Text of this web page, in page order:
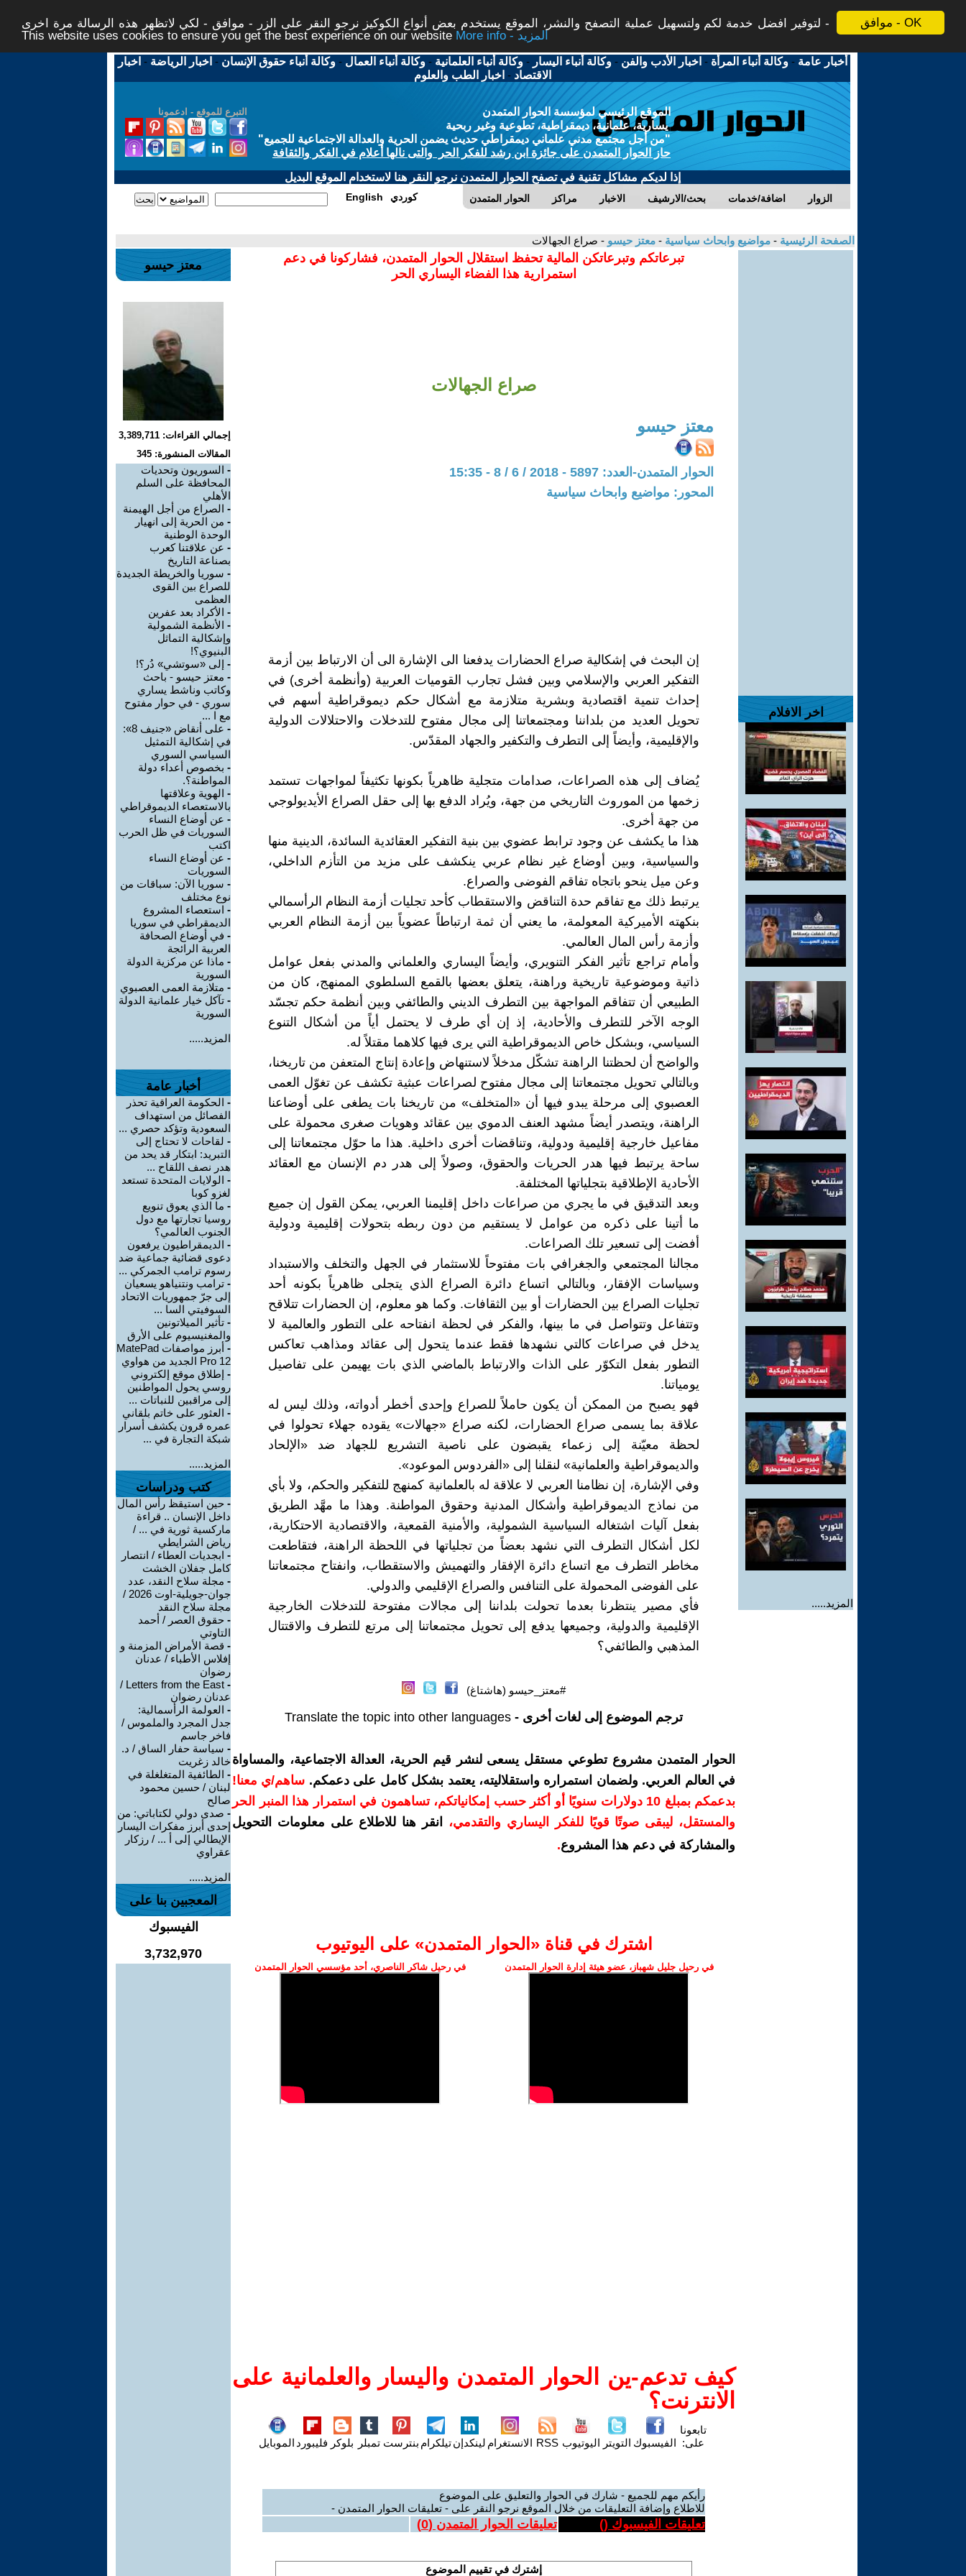
موافق - OK
لتوفير افضل خدمة لكم ولتسهيل عملية التصفح والنشر، الموقع يستخدم بعض أنواع الكوكيز نرجو النقر على الزر - موافق - لكي لاتظهر هذه الرسالة مرة اخرى -
This website uses cookies to ensure you get the best experience on our website
More info - المزيد
أخبار عامة -وكالة أنباء المرأة - اخبار الأدب والفن -وكالة أنباء اليسار -وكالة أنباء العلمانية -وكالة أنباء العمال -وكالة أنباء حقوق الإنسان - اخبار الرياضة - اخبار
الاقتصاد - اخبار الطب والعلوم
التبرع للموقع - ادعمونا
الموقع الرئيسي لمؤسسة الحوار المتمدن
يسارية، علمانية، ديمقراطية، تطوعية وغير ربحية
"من أجل مجتمع مدني علماني ديمقراطي حديث يضمن الحرية والعدالة الاجتماعية للجميع"
حاز الحوار المتمدن على جائزة ابن رشد للفكر الحر والتى نالها أعلام في الفكر والثقافة
إذا لديكم مشاكل تقنية في تصفح الحوار المتمدن نرجو النقر هنا لاستخدام الموقع البديل
الحوار المتمدن مراكز الاخبار بحث/الارشيف اضافة/خدمات الزوار English كوردي
الصفحة الرئيسية - مواضيع وابحاث سياسية - معتز حيسو - صراع الجهالات
اخر الافلام
المزيد.....
تبرعاتكم وتبرعاتكن المالية تحفظ استقلال الحوار المتمدن، فشاركونا في دعم
استمرارية هذا الفضاء اليساري الحر
صراع الجهالات
معتز حيسو
الحوار المتمدن-العدد: 5897 - 2018 / 6 / 8 - 15:35
المحور: مواضيع وابحاث سياسية
إن البحث في إشكالية صراع الحضارات يدفعنا الى الإشارة الى أن الارتباط بين أزمة
التفكير العربي والإسلامي وبين فشل تجارب القوميات العربية (وأنظمة أخرى) في
إحداث تنمية اقتصادية وبشرية متلازمة مع أشكال حكم ديموقراطية أسهم في
تحويل العديد من بلداننا ومجتمعاتنا إلى مجال مفتوح للتدخلات والاحتلالات الدولية
والإقليمية، وأيضاً إلى التطرف والتكفير والجهاد المقدّس.
يُضاف إلى هذه الصراعات، صدامات متجلية ظاهرياً بكونها تكثيفاً لمواجهات تستمد
زخمها من الموروث التاريخي من جهة، ويُراد الدفع بها إلى حقل الصراع الأيديولوجي
من جهة أخرى.
هذا ما يكشف عن وجود ترابط عضوي بين بنية التفكير العقائدية السائدة، الدينية منها
والسياسية، وبين أوضاع غير نظام عربي ينكشف على مزيد من التأزم الداخلي،
وعن ميل ينحو باتجاه تفاقم الفوضى والصراع.
يرتبط ذلك مع تفاقم حدة التناقض والاستقطاب كأحد تجليات أزمة النظام الرأسمالي
بنكهته الأميركية المعولمة، ما يعني أن ثمة ارتباطاً عضوياً بين أزمة النظام العربي
وأزمة رأس المال العالمي.
وأمام تراجع تأثير الفكر التنويري، وأيضاً اليساري والعلماني والمدني بفعل عوامل
ذاتية وموضوعية تاريخية وراهنة، يتعلق بعضها بالقمع السلطوي الممنهج، كان من
الطبيعي أن تتفاقم المواجهة بين التطرف الديني والطائفي وبين أنظمة حكم تجسّد
الوجه الآخر للتطرف والأحادية، إذ إن أي طرف لا يحتمل أياً من أشكال التنوع
السياسي، وبشكل خاص الديموقراطية التي يرى فيها كلاهما مقتلاً له.
والواضح أن لحظتنا الراهنة تشكّل مدخلاً لاستنهاض وإعادة إنتاج المتعفن من تاريخنا،
وبالتالي تحويل مجتمعاتنا إلى مجال مفتوح لصراعات عبثية تكشف عن تغوّل العمى
العصبوي إلى مرحلة يبدو فيها أن «المتخلف» من تاريخنا بات يطغى على أوضاعنا
الراهنة، ويتصدر أيضاً مشهد العنف الدموي بين عقائد وهويات صغرى محمولة على
مفاعيل خارجية إقليمية ودولية، وتناقضات أخرى داخلية. هذا ما حوّل مجتمعاتنا إلى
ساحة يرتبط فيها هدر الحريات والحقوق، وصولاً إلى هدر دم الإنسان مع العقائد
الأحادية الإطلاقية بتجلياتها المختلفة.
وبعد التدقيق في ما يجري من صراعات داخل إقليمنا العربي، يمكن القول إن جميع
ما أتينا على ذكره من عوامل لا يستقيم من دون ربطه بتحولات إقليمية ودولية
أفضت إلى تسعير تلك الصراعات.
مجالنا المجتمعي والجغرافي بات مفتوحاً للاستثمار في الجهل والتخلف والاستبداد
وسياسات الإفقار، وبالتالي اتساع دائرة الصراع الذي يتجلى ظاهرياً بكونه أحد
تجليات الصراع بين الحضارات أو بين الثقافات. وكما هو معلوم، إن الحضارات تتلاقح
وتتفاعل وتتواصل في ما بينها، والفكر في لحظة انفتاحه على التطور والعالمية لا
يدخل في صراعات كالتي نشهدها فقط عندما يتحول إلى عقائد ومذاهب تعاكس
التطور بفعل التكوّر على الذات والارتباط بالماضي الذي بات يهيمن على تفاصيل
يومياتنا.
فهو يصبح من الممكن أن يكون حاملاً للصراع وإحدى أخطر أدواته، وذلك ليس له
علاقة بما يسمى صراع الحضارات، لكنه صراع «جهالات» يقوده جهلاء تحولوا في
لحظة معيّنة إلى زعماء يقبضون على ناصية التشريع للجهاد ضد «الإلحاد
والديموقراطية والعلمانية» لنقلنا إلى «الفردوس الموعود».
وفي الإشارة، إن نظامنا العربي لا علاقة له بالعلمانية كمنهج للتفكير والحكم، ولا بأي
من نماذج الديموقراطية وأشكال المدنية وحقوق المواطنة. وهذا ما مهَّد الطريق
بفعل آليات اشتغاله السياسية الشمولية، والأمنية القمعية، والاقتصادية الاحتكارية،
لكل أشكال التطرف التي نشهد بعضاً من تجلياتها في اللحظة الراهنة، فتقاطعت
مخاطر التطرف مع اتساع دائرة الإفقار والتهميش والاستقطاب، وانفتاح مجتمعاتنا
على الفوضى المحمولة على التنافس والصراع الإقليمي والدولي.
فأي مصير ينتظرنا بعدما تحولت بلداننا إلى مجالات مفتوحة للتدخلات الخارجية
الإقليمية والدولية، وجميعها يدفع إلى تحويل مجتمعاتنا إلى مرتع للتطرف والاقتتال
المذهبي والطائفي؟
#معتز_حيسو (هاشتاغ)
ترجم الموضوع إلى لغات أخرى - Translate the topic into other languages
الحوار المتمدن مشروع تطوعي مستقل يسعى لنشر قيم الحرية، العدالة الاجتماعية، والمساواة
في العالم العربي. ولضمان استمراره واستقلاليته، يعتمد بشكل كامل على دعمكم. ساهم/ي معنا!
بدعمكم بمبلغ 10 دولارات سنويًا أو أكثر حسب إمكانياتكم، تساهمون في استمرار هذا المنبر الحر
والمستقل، ليبقى صوتًا قويًا للفكر اليساري والتقدمي،
انقر هنا للاطلاع على معلومات التحويل
والمشاركة في دعم هذا المشروع.
اشترك في قناة ‫«الحوار المتمدن» على اليوتيوب
في رحيل جليل شهباز، عضو هيئة إدارة الحوار المتمدن في رحيل شاكر الناصري، أحد مؤسسي الحوار المتمدن
كيف تدعم-ين الحوار المتمدن واليسار والعلمانية على
الانترنت؟
تابعونا
على: الفيسبوك التويتر اليوتيوب RSS الانستغرام لينكدإنتيلكرام بنترست تمبلر بلوكر فليبورد الموبايل
رأيكم مهم للجميع - شارك في الحوار والتعليق على الموضوع
للاطلاع وإضافة التعليقات من خلال الموقع نرجو النقر على - تعليقات الحوار المتمدن -
تعليقات الفيسبوك () تعليقات الحوار المتمدن (0
)
معتز حيسو
إجمالي القراءات: 3,389,711
المقالات المنشورة: 345
- السوريون وتحديات
المحافظة على السلم
الأهلي
- الصراع من أجل الهيمنة
- من الحرية إلى انهيار
الوحدة الوطنية
- عن علاقتنا كعرب
بصناعة التاريخ
- سوريا والخريطة الجديدة
للصراع بين القوى
العظمى
- الأكراد بعد عفرين
- الأنظمة الشمولية
وإشكالية التماثل
البنيوي؟!
- إلى «سوتشي» دُر؟!
- معتز حيسو - باحث
وكاتب وناشط يساري
سوري - في حوار مفتوح
مع ا ...
-
على أنقاض «جنيف 8»:
في إشكالية التمثيل
السياسي السوري
- بخصوص أعداء دولة
المواطنة؟.
- الهوية وعلاقتها
بالاستعصاء الديموقراطي
- عن أوضاع النساء
السوريات في ظل الحرب
اكتب
- عن أوضاع النساء
السوريات
- سوريا الآن: سباقات من
نوع مختلف
- استعصاء المشروع
الديمقراطي في سوريا
- في أوضاع الصحافة
العربية الرائجة
- ماذا عن مركزية الدولة
السورية
- متلازمة العمى العصبوي
- تآكل خيار علمانية الدولة
السورية
المزيد.....
أخبار عامة
- الحكومة العراقية تحذر
الفصائل من استهداف
السعودية وتؤكد حصري ...
- لقاحات لا تحتاج إلى
التبريد: ابتكار قد يحد من
هدر نصف اللقاح ...
- الولايات المتحدة تستعد
لغزو كوبا
- ما الذي يعوق تنويع
روسيا تجارتها مع دول
الجنوب العالمي؟
- الديمقراطيون يرفعون
دعوى قضائية جماعية ضد
رسوم ترامب الجمركي ...
- ترامب ونتنياهو يسعيان
إلى جرّ جمهوريات الاتحاد
السوفيتي السا ...
- تأثير الميلاتونين
والمغنيسيوم على الأرق
-
أبرز مواصفات MatePad
Pro 12 الجديد من هواوي
- إطلاق موقع إلكتروني
روسي يحول المواطنين
إلى مراقبين للنباتات ...
- العثور على خاتم بلقاني
عمره قرون يكشف أسرار
شبكة التجارة في ...
المزيد.....
كتب ودراسات
- حين استيقظ رأس المال
داخل الإنسان .. قراءة
ماركسية ثورية في ... /
رياض الشرايطي
- ابجديات العطاء / انتصار
كامل جفلان الخشت
- مجلة سلاح النقد، عدد
جوان-جويلية-اوت 2026 /
مجلة سلاح النقد
- حقوق العصر / أحمد
التاوتي
- قصة الأمراض المزمنة و
إفلاس الأطباء / عدنان
رضوان
-
Letters from the East /
عدنان رضوان
- العولمة الرأسمالية:
جدل المجرد والملموس /
فاخر جاسم
- سياسة حفار الساق / د.
خالد زغريت
- الطائفية المتغلغلة في
لبنان / حسين محمود
صالح
- صدى دولي لكتاباتي: من
إحدى أبرز مفكرات اليسار
الإيطالي إلى أ ... / رزكار
عقراوي
المزيد.....
المعجبين بنا على
الفيسبوك
3,732,970